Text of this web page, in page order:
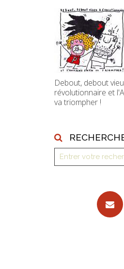
Debout, debout
révolutionnaire et
va triompher !